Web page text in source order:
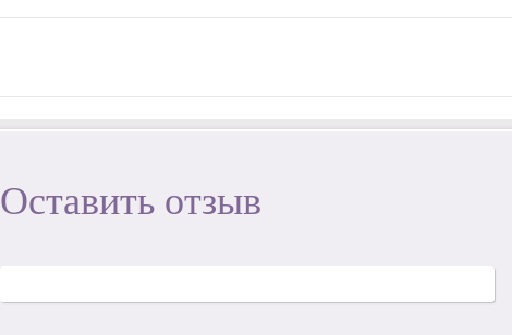
Оставить отзыв